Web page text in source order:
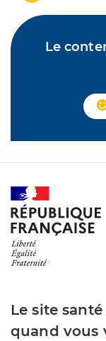
Le
Le site
quand vous